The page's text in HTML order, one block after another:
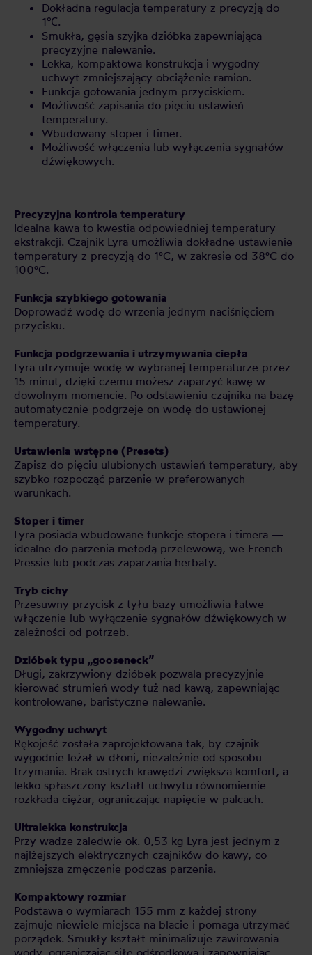
Dokładna regulacja temperatury z precyzją do
1℃.
Smukła, gęsia szyjka dzióbka zapewniająca
precyzyjne nalewanie.
Lekka, kompaktowa konstrukcja i wygodny
uchwyt zmniejszający obciążenie ramion.
Funkcja gotowania jednym przyciskiem.
Możliwość zapisania do pięciu ustawień
temperatury.
Wbudowany stoper i timer.
Możliwość włączenia lub wyłączenia sygnałów
dźwiękowych.
Precyzyjna kontrola temperatury
Idealna kawa to kwestia odpowiedniej temperatury
ekstrakcji. Czajnik Lyra umożliwia dokładne ustawienie
temperatury z precyzją do 1°C, w zakresie od 38°C do
100°C.
Funkcja szybkiego gotowania
Doprowadź wodę do wrzenia jednym naciśnięciem
przycisku.
Funkcja podgrzewania i utrzymywania ciepła
Lyra utrzymuje wodę w wybranej temperaturze przez
15 minut, dzięki czemu możesz zaparzyć kawę w
dowolnym momencie. Po odstawieniu czajnika na bazę
automatycznie podgrzeje on wodę do ustawionej
temperatury.
Ustawienia wstępne (Presets)
Zapisz do pięciu ulubionych ustawień temperatury, aby
szybko rozpocząć parzenie w preferowanych
warunkach.
Stoper i timer
Lyra posiada wbudowane funkcje stopera i timera —
idealne do parzenia metodą przelewową, we French
Pressie lub podczas zaparzania herbaty.
Tryb cichy
Przesuwny przycisk z tyłu bazy umożliwia łatwe
włączenie lub wyłączenie sygnałów dźwiękowych w
zależności od potrzeb.
Dzióbek typu „gooseneck”
Długi, zakrzywiony dzióbek pozwala precyzyjnie
kierować strumień wody tuż nad kawą, zapewniając
kontrolowane, baristyczne nalewanie.
Wygodny uchwyt
Rękojeść została zaprojektowana tak, by czajnik
wygodnie leżał w dłoni, niezależnie od sposobu
trzymania. Brak ostrych krawędzi zwiększa komfort, a
lekko spłaszczony kształt uchwytu równomiernie
rozkłada ciężar, ograniczając napięcie w palcach.
Ultralekka konstrukcja
Przy wadze zaledwie ok. 0,53 kg Lyra jest jednym z
najlżejszych elektrycznych czajników do kawy, co
zmniejsza zmęczenie podczas parzenia.
Kompaktowy rozmiar
Podstawa o wymiarach 155 mm z każdej strony
zajmuje niewiele miejsca na blacie i pomaga utrzymać
porządek. Smukły kształt minimalizuje zawirowania
wody, ograniczając siłę odśrodkową i zapewniając